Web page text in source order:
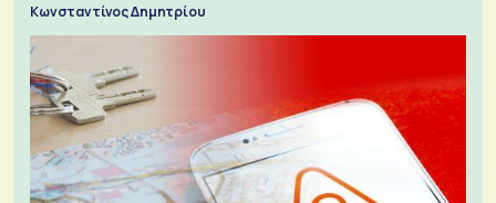
Κωνσταντίνος Δημητρίου